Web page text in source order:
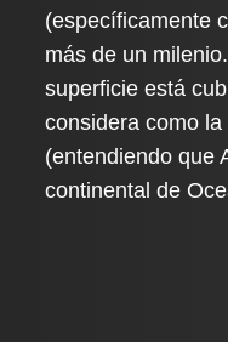
(específicamente
más de un
superficie está
considera como
(entendiendo que
continental de